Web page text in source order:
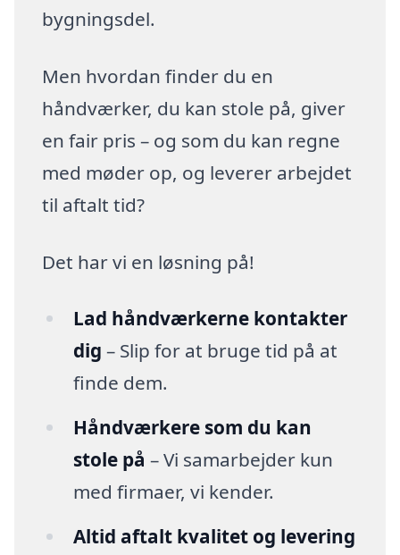
bygningsdel.
Men hvordan finder du en
håndværker, du kan stole på, giver
en fair pris – og som du kan regne
med møder op, og leverer arbejdet
til aftalt tid?
Det har vi en løsning på!
Lad håndværkerne kontakter
dig – Slip for at bruge tid på at
finde dem.
Håndværkere som du kan
stole på – Vi samarbejder kun
med firmaer, vi kender.
Altid aftalt kvalitet og levering